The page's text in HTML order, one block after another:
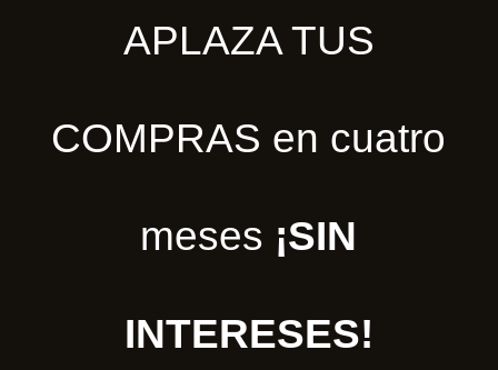
APLAZA TUS
COMPRAS en cuatro
meses ¡SIN
INTERESES!